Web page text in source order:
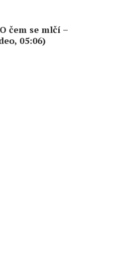
čem se mlčí –
05:06)